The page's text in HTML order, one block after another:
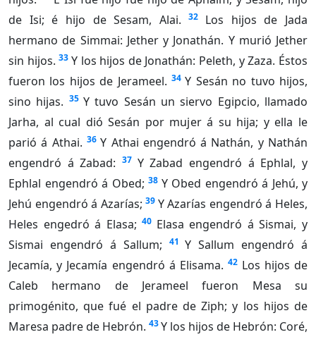
de Isi; é hijo de Sesam, Alai.
32
Los hijos de Jada
hermano de Simmai: Jether y Jonathán. Y murió Jether
sin hijos. 33 Y los hijos de Jonathán: Peleth, y Zaza. Éstos
fueron los hijos de Jerameel. 34 Y Sesán no tuvo hijos,
sino hijas. 35 Y tuvo Sesán un siervo Egipcio, llamado
Jarha, al cual dió Sesán por mujer á su hija; y ella le
parió á Athai. 36 Y Athai engendró á Nathán, y Nathán
engendró á Zabad: 37 Y Zabad engendró á Ephlal, y
Ephlal engendró á Obed; 38 Y Obed engendró á Jehú, y
Jehú engendró á Azarías; 39 Y Azarías engendró á Heles,
Heles engedró á Elasa; 40 Elasa engendró á Sismai, y
Sismai engendró á Sallum;
41
Y Sallum engendró á
Jecamía, y Jecamía engendró á Elisama. 42 Los hijos de
Caleb hermano de Jerameel fueron Mesa su
primogénito, que fué el padre de Ziph; y los hijos de
Maresa padre de Hebrón. 43Y los hijos de Hebrón: Coré,